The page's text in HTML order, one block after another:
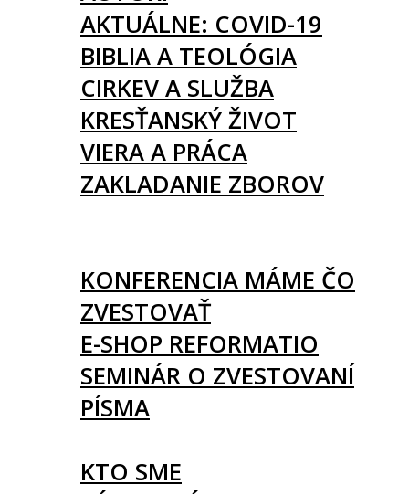
AKTUÁLNE: COVID-19
BIBLIA A TEOLÓGIA
CIRKEV A SLUŽBA
KRESŤANSKÝ ŽIVOT
VIERA A PRÁCA
ZAKLADANIE ZBOROV
KONFERENCIA MÁME ČO
ZVESTOVAŤ
E-SHOP REFORMATIO
SEMINÁR O ZVESTOVANÍ
PÍSMA
KTO SME